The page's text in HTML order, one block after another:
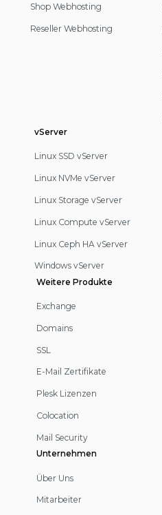
Shop Webhosting
Reseller Webhosting
vServer
Linux SSD vServer
Linux NVMe vServer
Linux Storage vServer
Linux Compute vServer
Linux Ceph HA vServer
Windows vServer
Weitere Produkte
Exchange
Domains
SSL
E-Mail Zertifikate
Plesk Lizenzen
Colocation
Mail Security
Unternehmen
Über Uns
Mitarbeiter